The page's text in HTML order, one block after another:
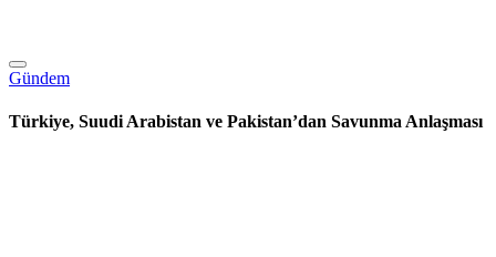
Gündem
Türkiye, Suudi Arabistan ve Pakistan’dan Savunma Anlaşması